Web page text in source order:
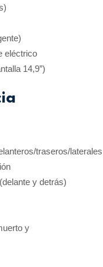
eléctrico
14,9”)
traseros/laterales
y detrás)
y